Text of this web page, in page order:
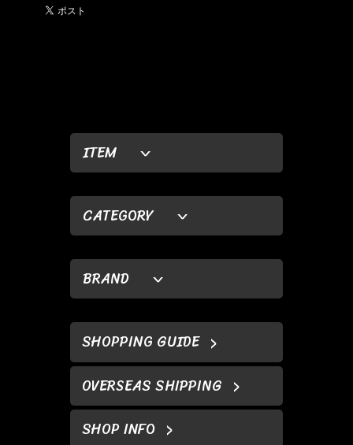
ITEM
CATEGORY
BRAND
SHOPPING GUIDE
OVERSEAS SHIPPING
SHOP INFO